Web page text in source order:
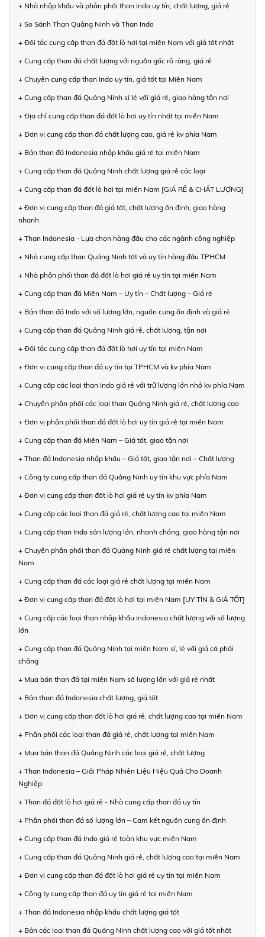
+ Nhà nhập khẩu và phân phối than Indo uy tín, chất lượng, giá rẻ
+ So Sánh Than Quảng Ninh và Than Indo
+ Đối tác cung cấp than đá đốt lò hơi tại miền Nam với giá tốt nhất
+ Cung cấp than đá chất lượng với nguồn gốc rõ ràng, giá rẻ
+ Chuyên cung cấp than Indo uy tín, giá tốt tại Miền Nam
+ Cung cấp than đá Quảng Ninh sỉ lẻ với giá rẻ, giao hàng tận nơi
+ Địa chỉ cung cấp than đá đốt lò hơi uy tín nhất tại miền Nam
+ Đơn vị cung cấp than đá chất lượng cao, giá rẻ kv phía Nam
+ Bán than đá Indonesia nhập khẩu giá rẻ tại miền Nam
+ Cung cấp than đá Quảng Ninh chất lượng giá rẻ các loại
+ Cung cấp than đá đốt lò hơi tại miền Nam [GIÁ RẺ & CHẤT LƯỢNG]
+ Đơn vị cung cấp than đá giá tốt, chất lượng ổn định, giao hàng
nhanh
+ Than Indonesia - Lựa chọn hàng đầu cho các ngành công nghiệp
+ Nhà cung cấp than Quảng Ninh tốt và uy tín hàng đầu TPHCM
+ Nhà phân phối than đá đốt lò hơi giá rẻ uy tín tại miền Nam
+ Cung cấp than đá Miền Nam – Uy tín – Chất lượng – Giá rẻ
+ Bán than đá Indo với số lượng lớn, nguồn cung ổn định và giá rẻ
+ Cung cấp than đá Quảng Ninh giá rẻ, chất lượng, tận nơi
+ Đối tác cung cấp than đá đốt lò hơi uy tín tại miền Nam
+ Đơn vị cung cấp than đá uy tín tại TPHCM và kv phía Nam
+ Cung cấp các loại than Indo giá rẻ với trữ lượng lớn nhỏ kv phía Nam
+ Chuyên phân phối các loại than Quảng Ninh giá rẻ, chất lượng cao
+ Đơn vị phân phối than đá đốt lò hơi uy tín giá rẻ tại miền Nam
+ Cung cấp than đá Miền Nam – Giá tốt, giao tận nơi
+ Than đá Indonesia nhập khẩu – Giá tốt, giao tận nơi – Chất lượng
+ Công ty cung cấp than đá Quảng Ninh uy tín khu vực phía Nam
+ Đơn vị cung cấp than đốt lò hơi giá rẻ uy tín kv phía Nam
+ Cung cấp các loại than đá giá rẻ, chất lượng cao tại miền Nam
+ Cung cấp than Indo sản lượng lớn, nhanh chóng, giao hàng tận nơi
+ Chuyên phân phối than đá Quảng Ninh giá rẻ chất lượng tại miền
Nam
+ Cung cấp than đá các loại giá rẻ chất lượng tại miền Nam
+ Đơn vị cung cấp than đá đốt lò hơi tại miền Nam [UY TÍN & GIÁ TỐT]
+ Cung cấp các loại than nhập khẩu Indonesia chất lượng với số lượng
lớn
+ Cung cấp than đá Quảng Ninh tại miền Nam sỉ, lẻ với giá cả phải
chăng
+ Mua bán than đá tại miền Nam số lượng lớn với giá rẻ nhất
+ Bán than đá Indonesia chất lượng, giá tốt
+ Đơn vị cung cấp than đốt lò hơi giá rẻ, chất lượng cao tại miền Nam
+ Phân phối các loại than đá giá rẻ, chất lượng tại miền Nam
+ Mua bán than đá Quảng Ninh các loại giá rẻ, chất lượng
+ Than Indonesia – Giải Pháp Nhiên Liệu Hiệu Quả Cho Doanh
Nghiệp
+ Than đá đốt lò hơi giá rẻ - Nhà cung cấp than đá uy tín
+ Phân phối than đá số lượng lớn – Cam kết nguồn cung ổn định
+ Cung cấp than đá Indo giá rẻ toàn khu vực miền Nam
+ Cung cấp than đá Quảng Ninh giá rẻ, chất lượng cao tại miền Nam
+ Đơn vị cung cấp than đá đốt lò hơi giá rẻ uy tín tại miền Nam
+ Công ty cung cấp than đá uy tín giá rẻ tại miền Nam
+ Than đá Indonesia nhập khẩu chất lượng giá tốt
+ Bán các loại than đá Quảng Ninh chất lượng cao với giá tốt nhất